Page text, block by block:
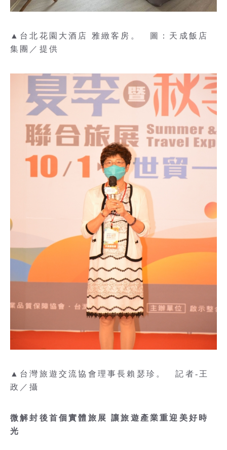
▲台北花園大酒店 雅緻客房。 圖：天成飯店
集團／提供
▲台灣旅遊交流協會理事長賴瑟珍。 記者-王
政／攝
微解封後首個實體旅展 讓旅遊產業重迎美好時
光